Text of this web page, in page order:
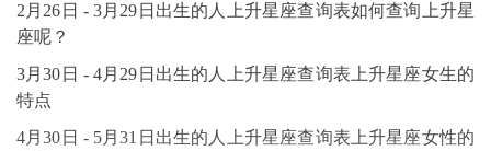
2月26日 - 3月29日出生的人上升星座查询表如何查询上升星
座呢？
3月30日 - 4月29日出生的人上升星座查询表上升星座女生的
特点
4月30日 - 5月31日出生的人上升星座查询表上升星座女性的